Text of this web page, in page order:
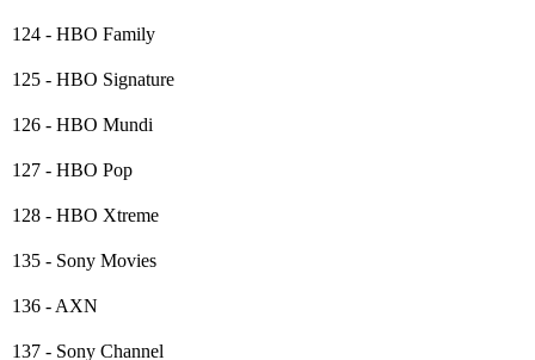
124 - HBO Family
125 - HBO Signature
126 - HBO Mundi
127 - HBO Pop
128 - HBO Xtreme
135 - Sony Movies
136 - AXN
137 - Sony Channel